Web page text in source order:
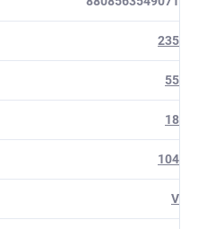
235
55
18
104
V